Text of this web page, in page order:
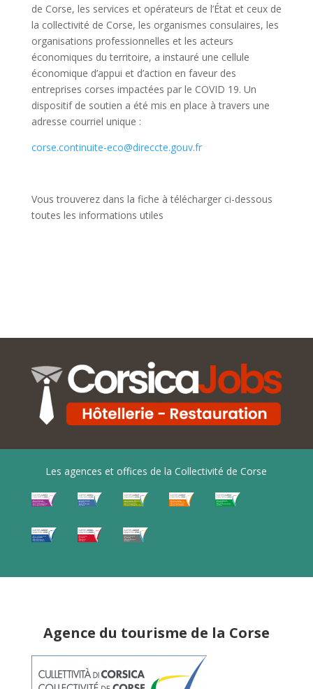
de Corse, les services et opérateurs de l’État et ceux de
la collectivité de Corse, les organismes consulaires, les
organisations professionnelles et les acteurs
économiques du territoire, a instauré une cellule
économique d’appui et d’action en faveur des
entreprises corses impactées par le COVID 19. Un
dispositif de soutien a été mis en place à travers une
adresse courriel unique :
corse.continuite-eco@direccte.gouv.fr
Vous trouverez dans la fiche à télécharger ci-dessous
toutes les informations utiles
Les agences et offices de la Collectivité de Corse
Agence du tourisme de la Corse